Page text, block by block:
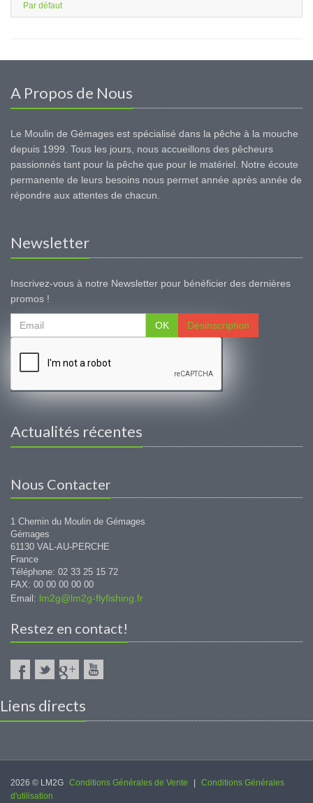
Par défaut
A Propos de Nous
Le Moulin de Gémages est spécialisé dans la pêche à la mouche
depuis 1999. Tous les jours, nous accueillons des pêcheurs
passionnés tant pour la pêche que pour le matériel. Notre écoute
permanente de leurs besoins nous permet année après année de
répondre aux attentes de chacun.
Newsletter
Inscrivez-vous à notre Newsletter pour bénéficier des dernières
promos !
OK Désinscription
Actualités récentes
Nous Contacter
1 Chemin du Moulin de Gémages
Gémages
61130 VAL-AU-PERCHE
France
Téléphone: 02 33 25 15 72
FAX: 00 00 00 00 00
Email: lm2g@lm2g-flyfishing.fr
Restez en contact!
Liens directs
2026 © LM2G Conditions Générales de Vente
Conditions Générales
d'utilisation